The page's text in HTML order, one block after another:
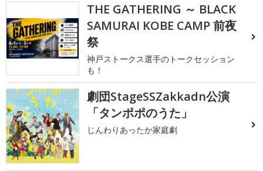
THE GATHERING ～ BLACK
SAMURAI KOBE CAMP 前夜
祭
神戸ストークス選手のトークセッション
も！
劇団StageSSZakkadn公演
「タンポポのうた」
じんわりあったか家庭劇